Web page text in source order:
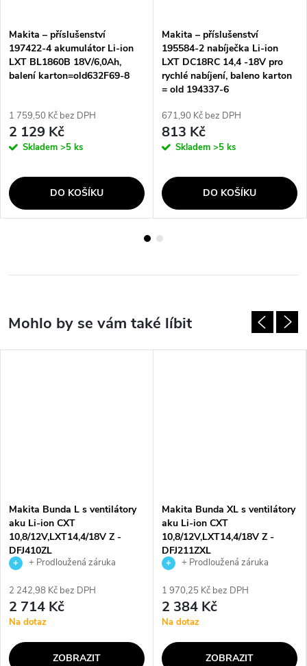
Makita – příslušenství
197422-4 akumulátor Li-ion
LXT BL1860B 18V/6,0Ah,
balení karton=old632F69-8
1 759,50 Kč bez DPH
2 129 Kč
Skladem >5 ks
DO KOŠÍKU
Makita – příslušenství
195584-2 nabíječka Li-ion
LXT DC18RC 14,4 -18V pro
rychlé nabíjení, baleno karton
= old 194337-6
671,90 Kč bez DPH
813 Kč
Skladem >5 ks
DO KOŠÍKU
Makita Bunda L s ventilátory
aku Li-ion CXT
10,8/12V,LXT14,4/18V Z -
DFJ410ZL
+ Prodloužená záruka
2 242,98 Kč bez DPH
2 714 Kč
Na dotaz
ZOBRAZIT
Makita Bunda XL s ventilátory
aku Li-ion CXT
10,8/12V,LXT14,4/18V Z -
DFJ211ZXL
+ Prodloužená záruka
1 970,25 Kč bez DPH
2 384 Kč
Na dotaz
ZOBRAZIT